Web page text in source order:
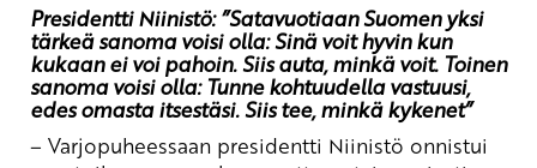
Presidentti Niinistö: ”Satavuotiaan Suomen yksi
tärkeä sanoma voisi olla: Sinä voit hyvin kun
kukaan ei voi pahoin. Siis auta, minkä voit. Toinen
sanoma voisi olla: Tunne kohtuudella vastuusi,
edes omasta itsestäsi. Siis tee, minkä kykenet”
– Varjopuheessaan presidentti Niinistö onnistui